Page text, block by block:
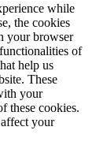
while
the cookies
your browser
of
help us
These
your
these cookies.
your